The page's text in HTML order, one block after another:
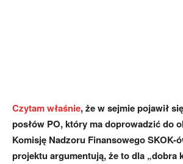
Czytam właśnie, że w sejmie pojawił
posłów PO, który ma doprowadzić do
Komisję Nadzoru Finansowego SKOK-
projektu argumentują, że to dla „dobra